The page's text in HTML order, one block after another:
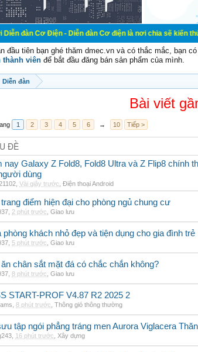
Điện - Diễn đàn Cơ điện là nơi chia sẽ kiến thức kinh
đầu tiên bạn ghé thăm dmec.vn và có thắc mắc, bạn
thành viên để bắt đầu đăng bán sản phẩm của mình.
Diễn đàn
Bài viết
1 2 3 4 5 6 → 10 Tiếp >
ĐỀ
nay Galaxy Z Fold8, Fold8 Ultra và Z Flip8 chính
dùng
Vài giây trước Điện thoại Android
trang điểm hiện đại cho phòng ngủ chung cư
2 phút trước Giao lưu
phòng khách nhỏ đẹp và tiện dụng cho gia đình trẻ
5 phút trước Giao lưu
ăn chân sắt mặt đá có chắc chắn không?
8 phút trước Giao lưu
START-PROF V4.87 R2 2025 2
8 phút trước Thông gió thông thường
tập ngói phẳng tráng men Aurora Viglacera
16 phút trước Xây dựng